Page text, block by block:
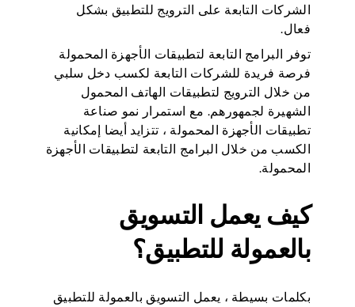
الشركات التابعة على الترويج للتطبيق بشكل
فعال.
توفر البرامج التابعة لتطبيقات الأجهزة المحمولة
فرصة فريدة للشركات التابعة لكسب دخل سلبي
من خلال الترويج لتطبيقات الهاتف المحمول
الشهيرة لجمهورهم. مع استمرار نمو صناعة
تطبيقات الأجهزة المحمولة ، تتزايد أيضا إمكانية
الكسب من خلال البرامج التابعة لتطبيقات الأجهزة
المحمولة.
كيف يعمل التسويق
بالعمولة للتطبيق؟
بكلمات بسيطة ، يعمل التسويق بالعمولة للتطبيق